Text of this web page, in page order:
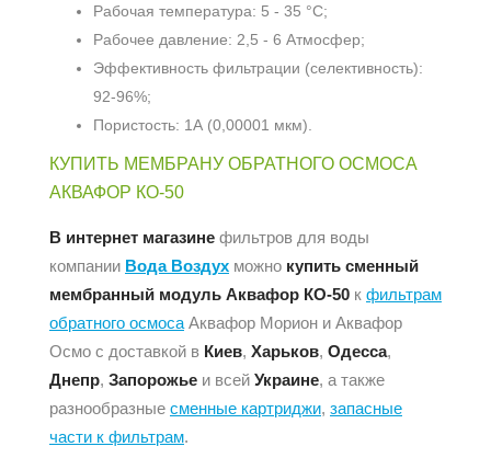
Рабочая температура: 5 - 35 °С;
Рабочее давление: 2,5 - 6 Атмосфер;
Эффективность фильтрации (селективность):
92-96%;
Пористость: 1А (0,00001 мкм).
КУПИТЬ МЕМБРАНУ ОБРАТНОГО ОСМОСА
АКВАФОР КО-50
В интернет магазине фильтров для воды
компании Вода Воздух можно купить сменный
мембранный модуль Аквафор КO-50 к фильтрам
обратного осмоса Аквафор Морион и Аквафор
Осмо с доставкой в Киев, Харьков, Одесса,
Днепр, Запорожье и всей Украине, а также
разнообразные сменные картриджи, запасные
части к фильтрам.